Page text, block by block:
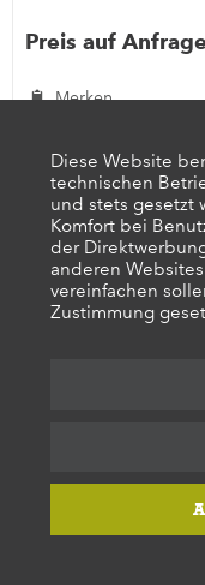
Preis auf Anfrage
Merken
vielfach vergrößert,
Diese Website
technischen
und stets gesetzt
Komfort bei
der
anderen
vereinfachen
Zustimmung